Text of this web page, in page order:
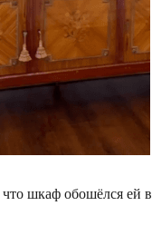
шкаф обошёлся ей в